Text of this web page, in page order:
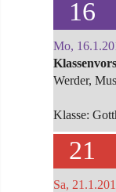
16
Mo,
Werder,
Klasse:
21
Sa,